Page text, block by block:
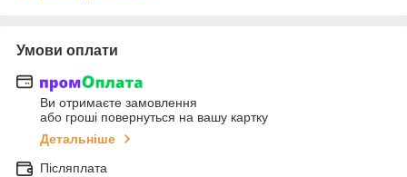
Умови оплати
Ви отримаєте замовлення
або гроші повернуться на вашу картку
Детальніше
Післяплата